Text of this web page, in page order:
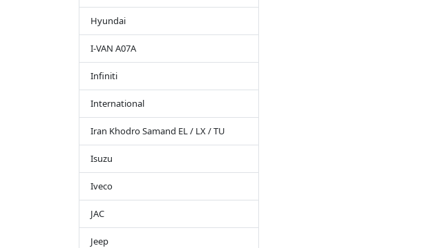
Hyundai
I-VAN A07A
Infiniti
International
Iran Khodro Samand EL / LX / TU
Isuzu
Iveco
JAC
Jeep